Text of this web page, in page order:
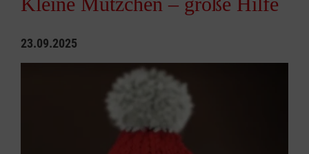
23.09.2025